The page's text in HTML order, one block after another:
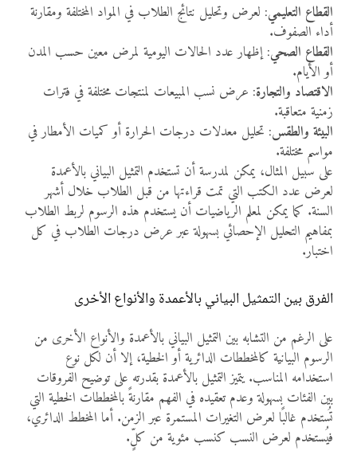
القطاع التعليمي: لعرض وتحليل نتائج الطلاب في المواد المختلفة ومقارنة
أداء الصفوف.
القطاع الصحي: إظهار عدد الحالات اليومية لمرض معين حسب المدن
أو الأيام.
الاقتصاد والتجارة: عرض نسب المبيعات لمنتجات مختلفة في فترات
زمنية متعاقبة.
البيئة والطقس: تحليل معدلات درجات الحرارة أو كميات الأمطار في
مواسم مختلفة.
على سبيل المثال، يمكن لمدرسة أن تستخدم التمثيل البياني بالأعمدة
لعرض عدد الكتب التي تمت قراءتها من قبل الطلاب خلال أشهر
السنة. كما يمكن لمعلم الرياضيات أن يستخدم هذه الرسوم لربط الطلاب
بمفاهيم التحليل الإحصائي بسهولة عبر عرض درجات الطلاب في كل
اختبار.
الفرق بين التمثيل البياني بالأعمدة والأنواع الأخرى
على الرغم من التشابه بين التمثيل البياني بالأعمدة والأنواع الأخرى من
الرسوم البيانية كالمخططات الدائرية أو الخطية، إلا أن لكل نوع
استخدامه المناسب. يتميز التمثيل بالأعمدة بقدرته على توضيح الفروقات
بين الفئات بسهولة وعدم تعقيده في الفهم مقارنةً بالمخططات الخطية التي
تُستخدم غالبًا لعرض التغيرات المستمرة عبر الزمن. أما المخطط الدائري،
فيُستخدم لعرض النسب كنسب مئوية من كلٍّ.